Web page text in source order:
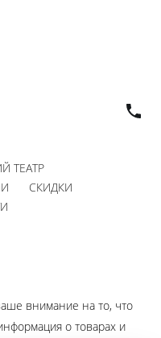
ТЕАТР
СКИДКИ
внимание на то, что
о товарах и